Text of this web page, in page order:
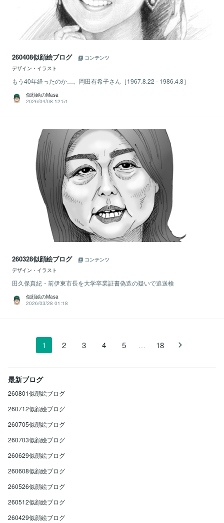
260408似顔絵ブログ
コンテンツ
デザイン・イラスト
もう40年経ったのか…。岡田有希子さん［1967.8.22 - 1986.4.8］
似顔絵のMasa
2026/04/08 12:51
260328似顔絵ブログ
コンテンツ
デザイン・イラスト
田久保真紀・前伊東市長を大学卒業証書偽造の疑いで追送検
似顔絵のMasa
2026/03/28 01:18
1 2 3 4 5 … 18
最新ブログ
260801似顔絵ブログ
260712似顔絵ブログ
260705似顔絵ブログ
260703似顔絵ブログ
260629似顔絵ブログ
260608似顔絵ブログ
260526似顔絵ブログ
260512似顔絵ブログ
260429似顔絵ブログ